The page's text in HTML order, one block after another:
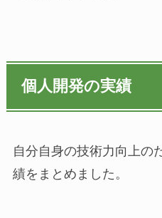
個人開発の実績
自分自身の技術力向上の
績をまとめました。